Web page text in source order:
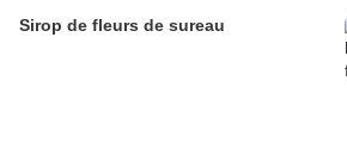
Sirop de fleurs de sureau